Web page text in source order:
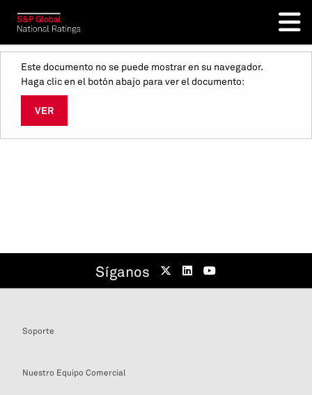
Este documento no se puede mostrar en su navegador.
Haga clic en el botón abajo para ver el documento:
VER
Síganos
Soporte
Nuestro Equipo Comercial